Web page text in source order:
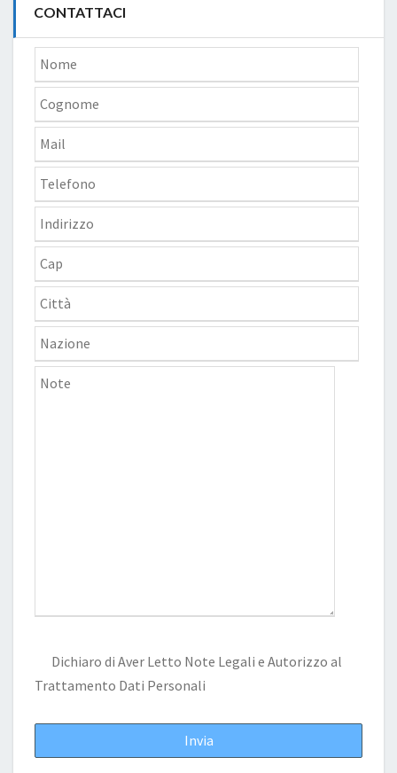
CONTATTACI
Dichiaro di Aver Letto Note Legali e Autorizzo al
Trattamento Dati Personali